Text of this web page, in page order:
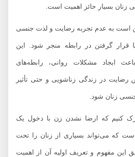
بسیار حائز اهمیت است.
به عدم تجربه رضایت و لذت جنسی
گرفتن در رابطه منجر شود. این
مشکلات روانی، رابطه‌های
در زندگی زناشویی و حتی تأثیر
شود.
که ارضا نشدن زن با دخول یک
می‌تواند بسیاری از زنان را تحت
مفهوم و تعریف اولیه آن از اهمیت